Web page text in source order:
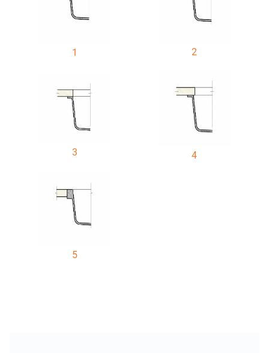
1 2
3 4
5